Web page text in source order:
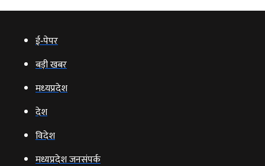
ई‑पेपर
बड़ी खबर
मध्‍यप्रदेश
देश
विदेश
मध्यप्रदेश जनसंपर्क